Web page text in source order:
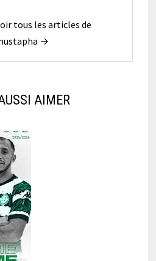
tous les articles de
→
AIMER